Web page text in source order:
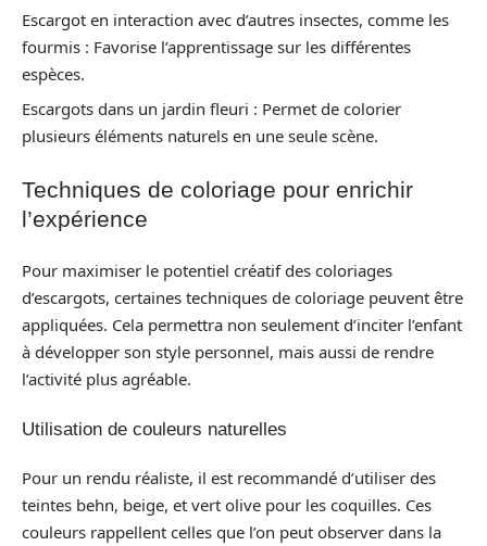
Escargot en interaction avec d’autres insectes, comme les
fourmis : Favorise l’apprentissage sur les différentes
espèces.
Escargots dans un jardin fleuri : Permet de colorier
plusieurs éléments naturels en une seule scène.
Techniques de coloriage pour enrichir
l’expérience
Pour maximiser le potentiel créatif des coloriages
d’escargots, certaines techniques de coloriage peuvent être
appliquées. Cela permettra non seulement d’inciter l’enfant
à développer son style personnel, mais aussi de rendre
l’activité plus agréable.
Utilisation de couleurs naturelles
Pour un rendu réaliste, il est recommandé d’utiliser des
teintes behn, beige, et vert olive pour les coquilles. Ces
couleurs rappellent celles que l’on peut observer dans la